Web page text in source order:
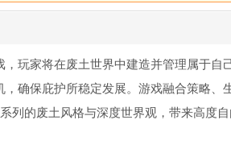
玩家将在废土世界中建造并管理属于自
确保庇护所稳定发展。游戏融合策略、
列的废土风格与深度世界观，带来高度